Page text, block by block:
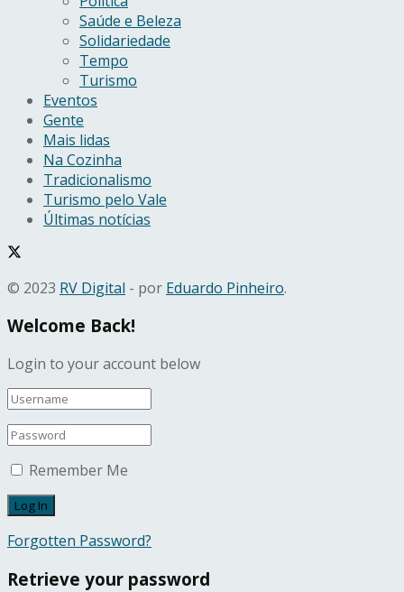
Saúde e Beleza
Solidariedade
Tempo
Turismo
Eventos
Gente
Mais lidas
Na Cozinha
Tradicionalismo
Turismo pelo Vale
Últimas notícias
© 2023 RV Digital - por Eduardo Pinheiro.
Welcome Back!
Login to your account below
Remember Me
Forgotten Password?
Retrieve your password